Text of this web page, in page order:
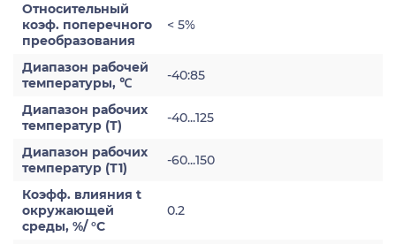
Относительный
коэф. поперечного
преобразования
< 5%
Диапазон рабочей
температуры, ℃
-40:85
Диапазон рабочих
температур (Т)
-40...125
Диапазон рабочих
температур (Т1)
-60...150
Коэфф. влияния t
окружающей
среды, %/ °С
0.2